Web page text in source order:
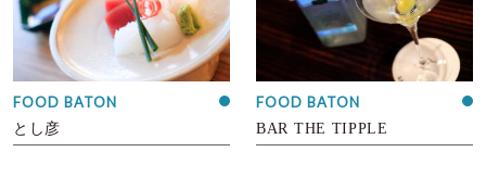
FOOD BATON
とし彦
FOOD BATON
BAR THE TIPPLE